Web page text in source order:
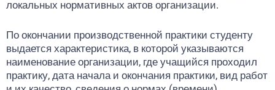
локальных нормативных актов организации.
По окончании производственной практики студенту
выдается характеристика, в которой указываются
наименование организации, где учащийся проходил
практику, дата начала и окончания практики, вид работ